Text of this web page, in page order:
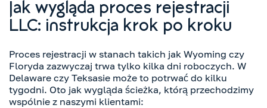
Jak wygląda proces rejestracji
LLC: instrukcja krok po kroku
Proces rejestracji w stanach takich jak Wyoming czy
Floryda zazwyczaj trwa tylko kilka dni roboczych. W
Delaware czy Teksasie może to potrwać do kilku
tygodni. Oto jak wygląda ścieżka, którą przechodzimy
wspólnie z naszymi klientami: